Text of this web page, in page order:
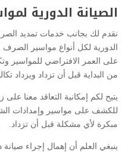
الصيانة الدورية
نقدم لك بجانب خدمات تمديد
الدورية لكل أنواع مواسير الصرف
على العمر الافتراضي للمواسير
من البداية قبل أن تزداد ويزداد
يتيح لكم إمكانية التعاقد معنا
للكشف على مواسير وإمدادات
مبكرة لأي مشكلة قبل أن تزداد.
ينبغي العلم أن إهمال إجراء